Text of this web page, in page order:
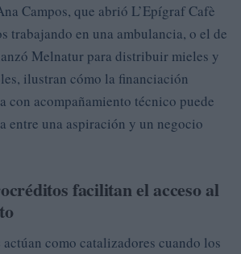
Campos, que abrió L’Epígraf Cafè
trabajando en una ambulancia, o el de
Melnatur para distribuir mieles y
ilustran cómo la financiación
con acompañamiento técnico puede
entre una aspiración y un negocio
facilitan el acceso al
actúan como catalizadores cuando los